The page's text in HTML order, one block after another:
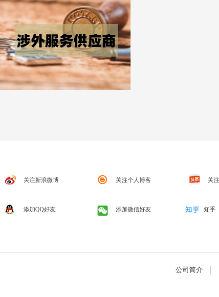
关注新浪微博 关注个人博客 关
添加QQ好友 添加微信好友 知乎
公司简介